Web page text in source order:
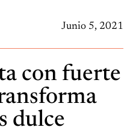
Junio 5, 2021
con fuerte
dulce